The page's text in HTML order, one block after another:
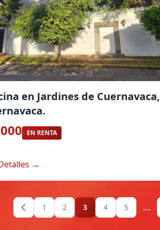
en Jardines de Cuernavaca,
EN RENTA
→
1 2 3 4 5 ...